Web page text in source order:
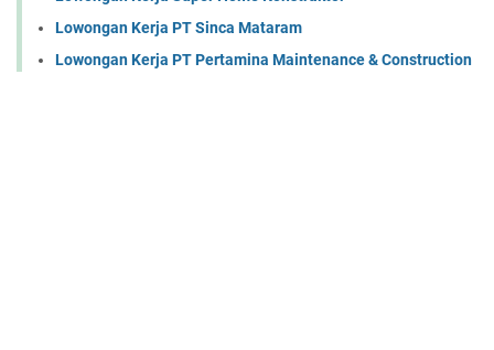
Lowongan Kerja PT Sinca Mataram
Lowongan Kerja PT Pertamina Maintenance & Construction